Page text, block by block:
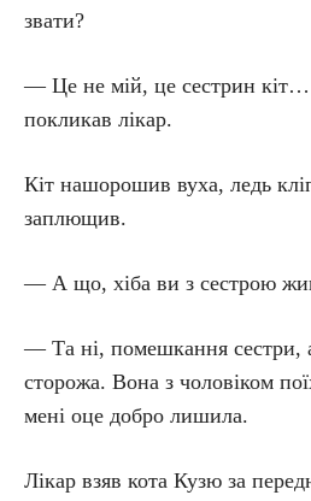
звати?
— Це не мій, це сестрин
покликав лікар.
Кіт нашорошив вуха, ледь
заплющив.
— А що, хіба ви з сестрою
— Та ні, помешкання сестри,
сторожа. Вона з чоловіком
мені оце добро лишила.
Лікар взяв кота Кузю за